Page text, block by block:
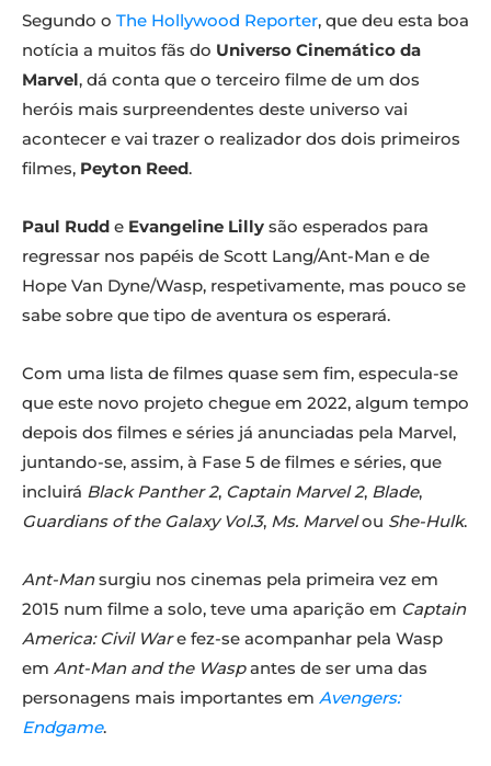
Segundo o The Hollywood Reporter, que deu esta boa
notícia a muitos fãs do Universo Cinemático da
Marvel, dá conta que o terceiro filme de um dos
heróis mais surpreendentes deste universo vai
acontecer e vai trazer o realizador dos dois primeiros
filmes, Peyton Reed.
Paul Rudd e Evangeline Lilly são esperados para
regressar nos papéis de Scott Lang/Ant-Man e de
Hope Van Dyne/Wasp, respetivamente, mas pouco se
sabe sobre que tipo de aventura os esperará.
Com uma lista de filmes quase sem fim, especula-se
que este novo projeto chegue em 2022, algum tempo
depois dos filmes e séries já anunciadas pela Marvel,
juntando-se, assim, à Fase 5 de filmes e séries, que
incluirá Black Panther 2, Captain Marvel 2, Blade,
Guardians of the Galaxy Vol.3, Ms. Marvelou She-Hulk.
Ant-Mansurgiu nos cinemas pela primeira vez em
2015 num filme a solo, teve uma aparição em Captain
America: Civil Ware fez-se acompanhar pela Wasp
em Ant-Man and the Waspantes de ser uma das
personagens mais importantes em Avengers:
Endgame.